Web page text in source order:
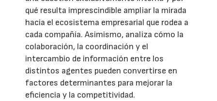
qué resulta imprescindible ampliar la mirada
hacia el ecosistema empresarial que rodea a
cada compañía. Asimismo, analiza cómo la
colaboración, la coordinación y el
intercambio de información entre los
distintos agentes pueden convertirse en
factores determinantes para mejorar la
eficiencia y la competitividad.